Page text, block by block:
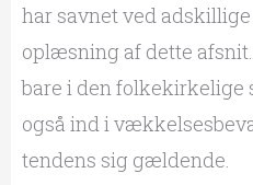
har savnet ved
oplæsning af dette
bare i den folkekirkelige
også ind i
tendens sig gældende.